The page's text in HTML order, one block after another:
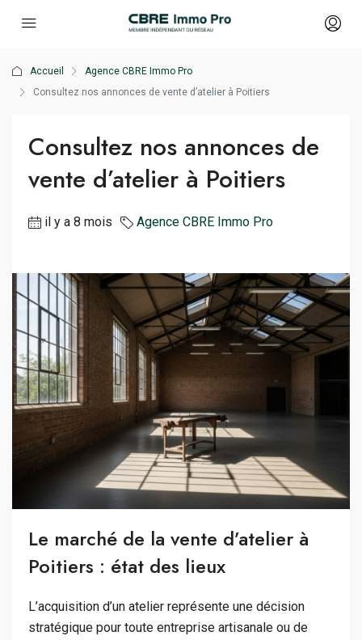
Accueil
Agence CBRE Immo Pro
Consultez nos annonces de vente d’atelier à Poitiers
Consultez nos annonces de
vente d’atelier à Poitiers
il y a 8 mois Agence CBRE Immo Pro
Le marché de la vente d’atelier à
Poitiers : état des lieux
L’acquisition d’un atelier représente une décision
stratégique pour toute entreprise artisanale ou de